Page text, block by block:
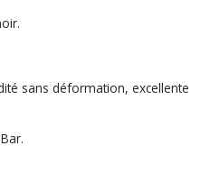
sans déformation, excellente